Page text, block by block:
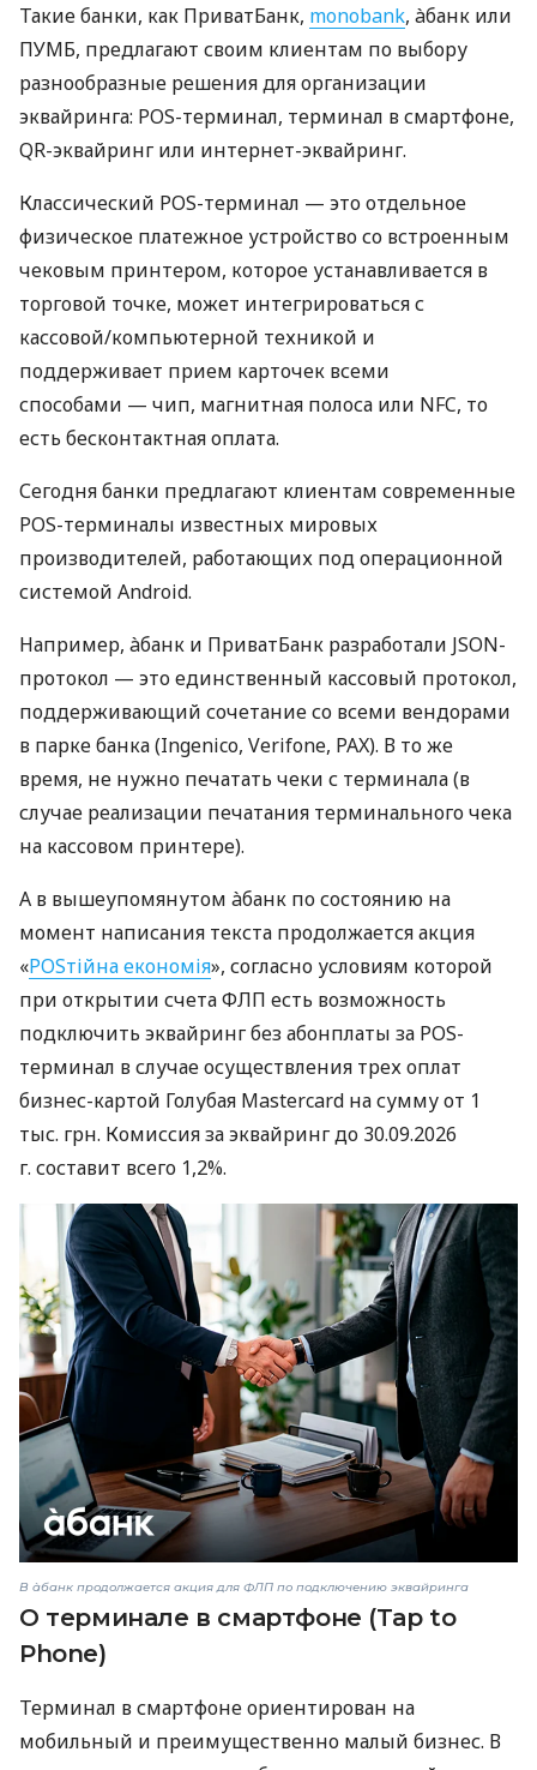
Такие банки, как ПриватБанк, monobank, àбанк или
ПУМБ, предлагают своим клиентам по выбору
разнообразные решения для организации
эквайринга: POS-терминал, терминал в смартфоне,
QR-эквайринг или интернет-эквайринг.
Классический POS-терминал — это отдельное
физическое платежное устройство со встроенным
чековым принтером, которое устанавливается в
торговой точке, может интегрироваться с
кассовой/компьютерной техникой и
поддерживает прием карточек всеми
способами — чип, магнитная полоса или NFC, то
есть бесконтактная оплата.
Сегодня банки предлагают клиентам современные
POS-терминалы известных мировых
производителей, работающих под операционной
системой Android.
Например, àбанк и ПриватБанк разработали JSON-
протокол — это единственный кассовый протокол,
поддерживающий сочетание со всеми вендорами
в парке банка (Ingenico, Verifone, PAX). В то же
время, не нужно печатать чеки с терминала (в
случае реализации печатания терминального чека
на кассовом принтере).
А в вышеупомянутом àбанк по состоянию на
момент написания текста продолжается акция
«POSтійна економія», согласно условиям которой
при открытии счета ФЛП есть возможность
подключить эквайринг без абонплаты за POS-
терминал в случае осуществления трех оплат
бизнес-картой Голубая Mastercard на сумму от 1
тыс. грн. Комиссия за эквайринг до 30.09.2026
г. составит всего 1,2%.
В àбанк продолжается акция для ФЛП по подключению эквайринга
О терминале в смартфоне (Tap to
Phone)
Терминал в смартфоне ориентирован на
мобильный и преимущественно малый бизнес. В